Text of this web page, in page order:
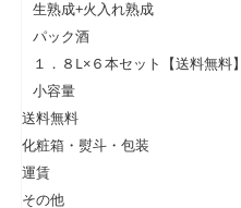
生熟成+火入れ熟成
パック酒
１．８L×６本セット【送料無料】
小容量
送料無料
化粧箱・熨斗・包装
運賃
その他